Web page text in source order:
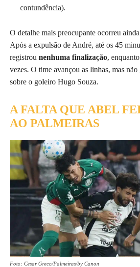
contundência).
O detalhe mais preocupante ocorreu
Após a expulsão de André, até os 45
registrou nenhuma finalização,
vezes. O time avançou as linhas, mas não
sobre o goleiro Hugo Souza.
A FALTA QUE ABEL
AO PALMEIRAS
Foto: Cesar Greco/Palmeiras/by Canon